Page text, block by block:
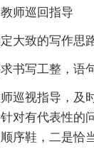
师巡回指导
大致的写作思
书写工整，语
巡视指导，及
对有代表性的
序鞋，二是恰